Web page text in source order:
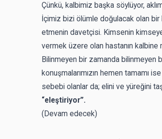
Çünkü, kalbimiz başka söylüyor,
İçimiz bizi ölümle doğulacak olan bir
etmenin davetçisi. Kimsenin
vermek üzere olan hastanın kalbine
Bilinmeyen bir zamanda bilinmeyen
konuşmalarımızın hemen tamamı ise
sebebi olanlar da; elini ve yüreğini
“eleştiriyor”.
(Devam edecek)